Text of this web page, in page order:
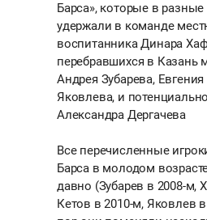
Барса», которые в
удержали в команде
воспитанника Динара
перебравшихся в Казань
Андрея Зубарева,
Яковлева, и
Александра Дергачева
Все перечисленные
Барса в молодом
давно (Зубарев в 2008-м,
Кетов в 2010-м, Яковлев